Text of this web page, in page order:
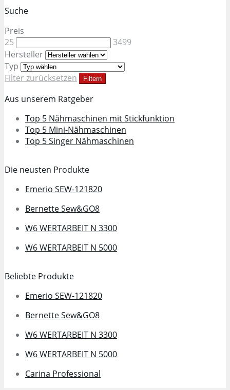
Suche
Preis
25
3499
Hersteller
Typ
Filter zurücksetzen
Filtern
Aus unserem Ratgeber
Top 5 Nähmaschinen mit Stickfunktion
Top 5 Mini-Nähmaschinen
Top 5 Singer Nähmaschinen
Die neusten Produkte
Emerio SEW-121820
Bernette Sew&GO8
W6 WERTARBEIT N 3300
W6 WERTARBEIT N 5000
Beliebte Produkte
Emerio SEW-121820
Bernette Sew&GO8
W6 WERTARBEIT N 3300
W6 WERTARBEIT N 5000
Carina Professional